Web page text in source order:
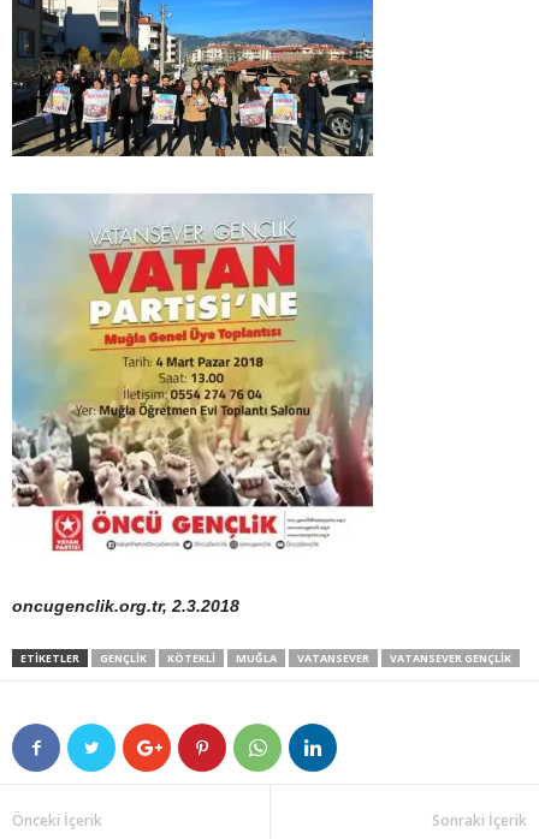
oncugenclik.org.tr, 2.3.2018
ETIKETLER GENÇLIK KÖTEKLI MUĞLA VATANSEVER VATANSEVER GENÇLIK
Önceki İçerik Sonraki İçerik